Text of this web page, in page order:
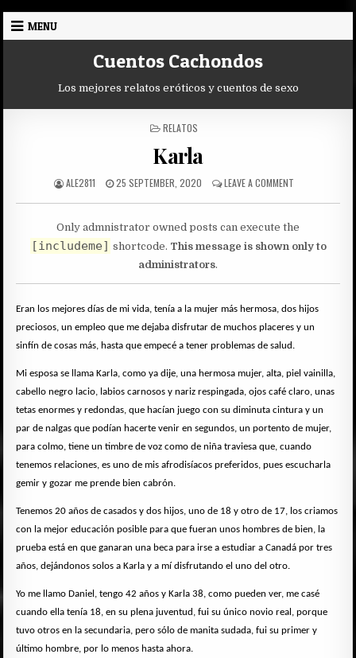
Skip
MENU
Cuentos Cachondos
Los mejores relatos eróticos y cuentos de sexo
POSTED
RELATOS
Karla
AUTHOR:
ALE2811
PUBLISHED
25 SEPTEMBER, 2020 LEAVE A COMMENT
Only admnistrator owned posts can execute the
[includeme] shortcode. This message is shown only to
administrators.
Eran los mejores días de mi vida, tenía a la mujer más hermosa, dos hijos
preciosos, un empleo que me dejaba disfrutar de muchos placeres y un
sinfín de cosas más, hasta que empecé a tener problemas de salud.
Mi esposa se llama Karla, como ya dije, una hermosa mujer, alta, piel vainilla,
cabello negro lacio, labios carnosos y nariz respingada, ojos café claro, unas
tetas enormes y redondas, que hacían juego con su diminuta cintura y un
par de nalgas que podían hacerte venir en segundos, un portento de mujer,
para colmo, tiene un timbre de voz como de niña traviesa que, cuando
tenemos relaciones, es uno de mis afrodisíacos preferidos, pues escucharla
gemir y gozar me prende bien cabrón.
Tenemos 20 años de casados y dos hijos, uno de 18 y otro de 17, los criamos
con la mejor educación posible para que fueran unos hombres de bien, la
prueba está en que ganaran una beca para irse a estudiar a Canadá por tres
años, dejándonos solos a Karla y a mí disfrutando el uno del otro.
Yo me llamo Daniel, tengo 42 años y Karla 38, como pueden ver, me casé
cuando ella tenía 18, en su plena juventud, fui su único novio real, porque
tuvo otros en la secundaria, pero sólo de manita sudada, fui su primer y
último hombre, por lo menos hasta ahora.